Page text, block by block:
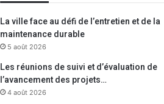
La ville face au défi de l’entretien et de la
maintenance durable
5 août 2026
Les réunions de suivi et d’évaluation de
l’avancement des projets…
4 août 2026